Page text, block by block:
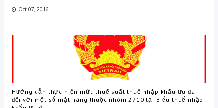
Oct 07, 2016
Hướng dẫn thực hiện mức thuế suất thuế nhập khẩu ưu đãi
đối với một số mặt hàng thuộc nhóm 2710 tại Biểu thuế nhập